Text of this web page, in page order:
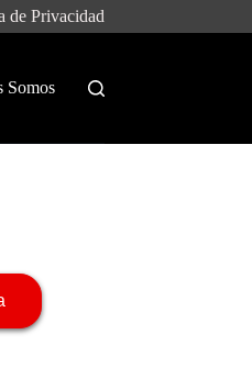
de Privacidad
Somos